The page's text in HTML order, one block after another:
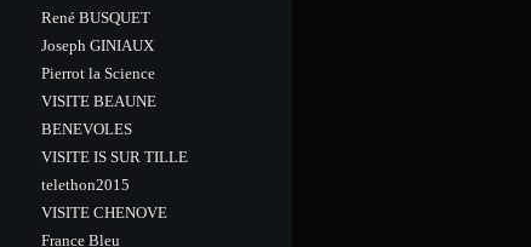
René BUSQUET
Joseph GINIAUX
Pierrot la Science
VISITE BEAUNE
BENEVOLES
VISITE IS SUR TILLE
telethon2015
VISITE CHENOVE
France Bleu